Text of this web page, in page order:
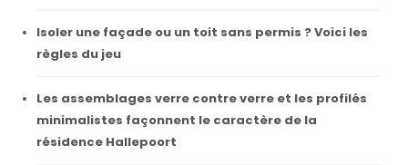
Isoler une façade ou un toit sans permis ? Voici les
règles du jeu
Les assemblages verre contre verre et les profilés
minimalistes façonnent le caractère de la
résidence Hallepoort